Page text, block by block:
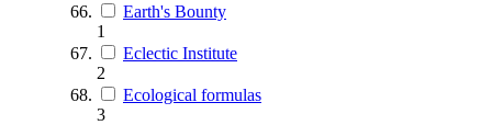
Earth's Bounty
1
Eclectic Institute
2
Ecological formulas
3